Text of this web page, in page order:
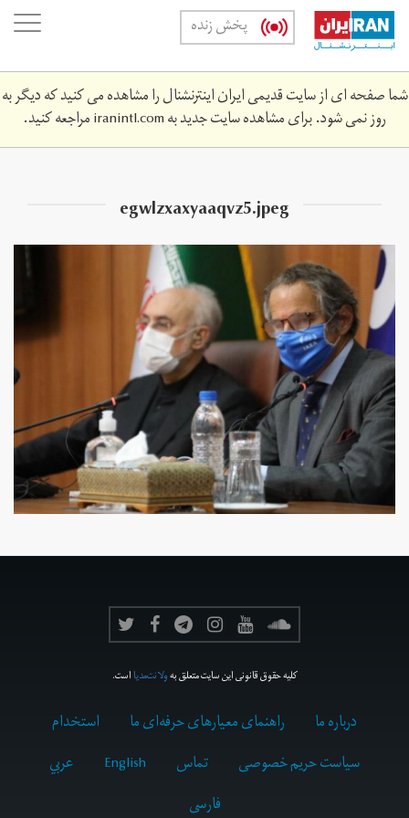
Skip
main
content
پخش زنده
شما صفحه ای از سایت قدیمی ایران اینترنشنال را مشاهده می کنید که دیگر به
روز نمی شود. برای مشاهده سایت جدید بهiranintl.comمراجعه کنید.
egwlzxaxyaaqvz5.jpeg
کلیه حقوق قانونی این سایت متعلق بهولانت‌مدیااست.
درباره ما راهنمای معیارهای حرفه‌ای ما
استخدام
سیاست حریم خصوصی
تماس English
عربي
فارسى